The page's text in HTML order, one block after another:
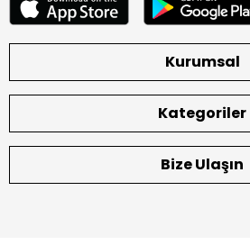
Kurumsal
Kategoriler
Bize Ulaşın